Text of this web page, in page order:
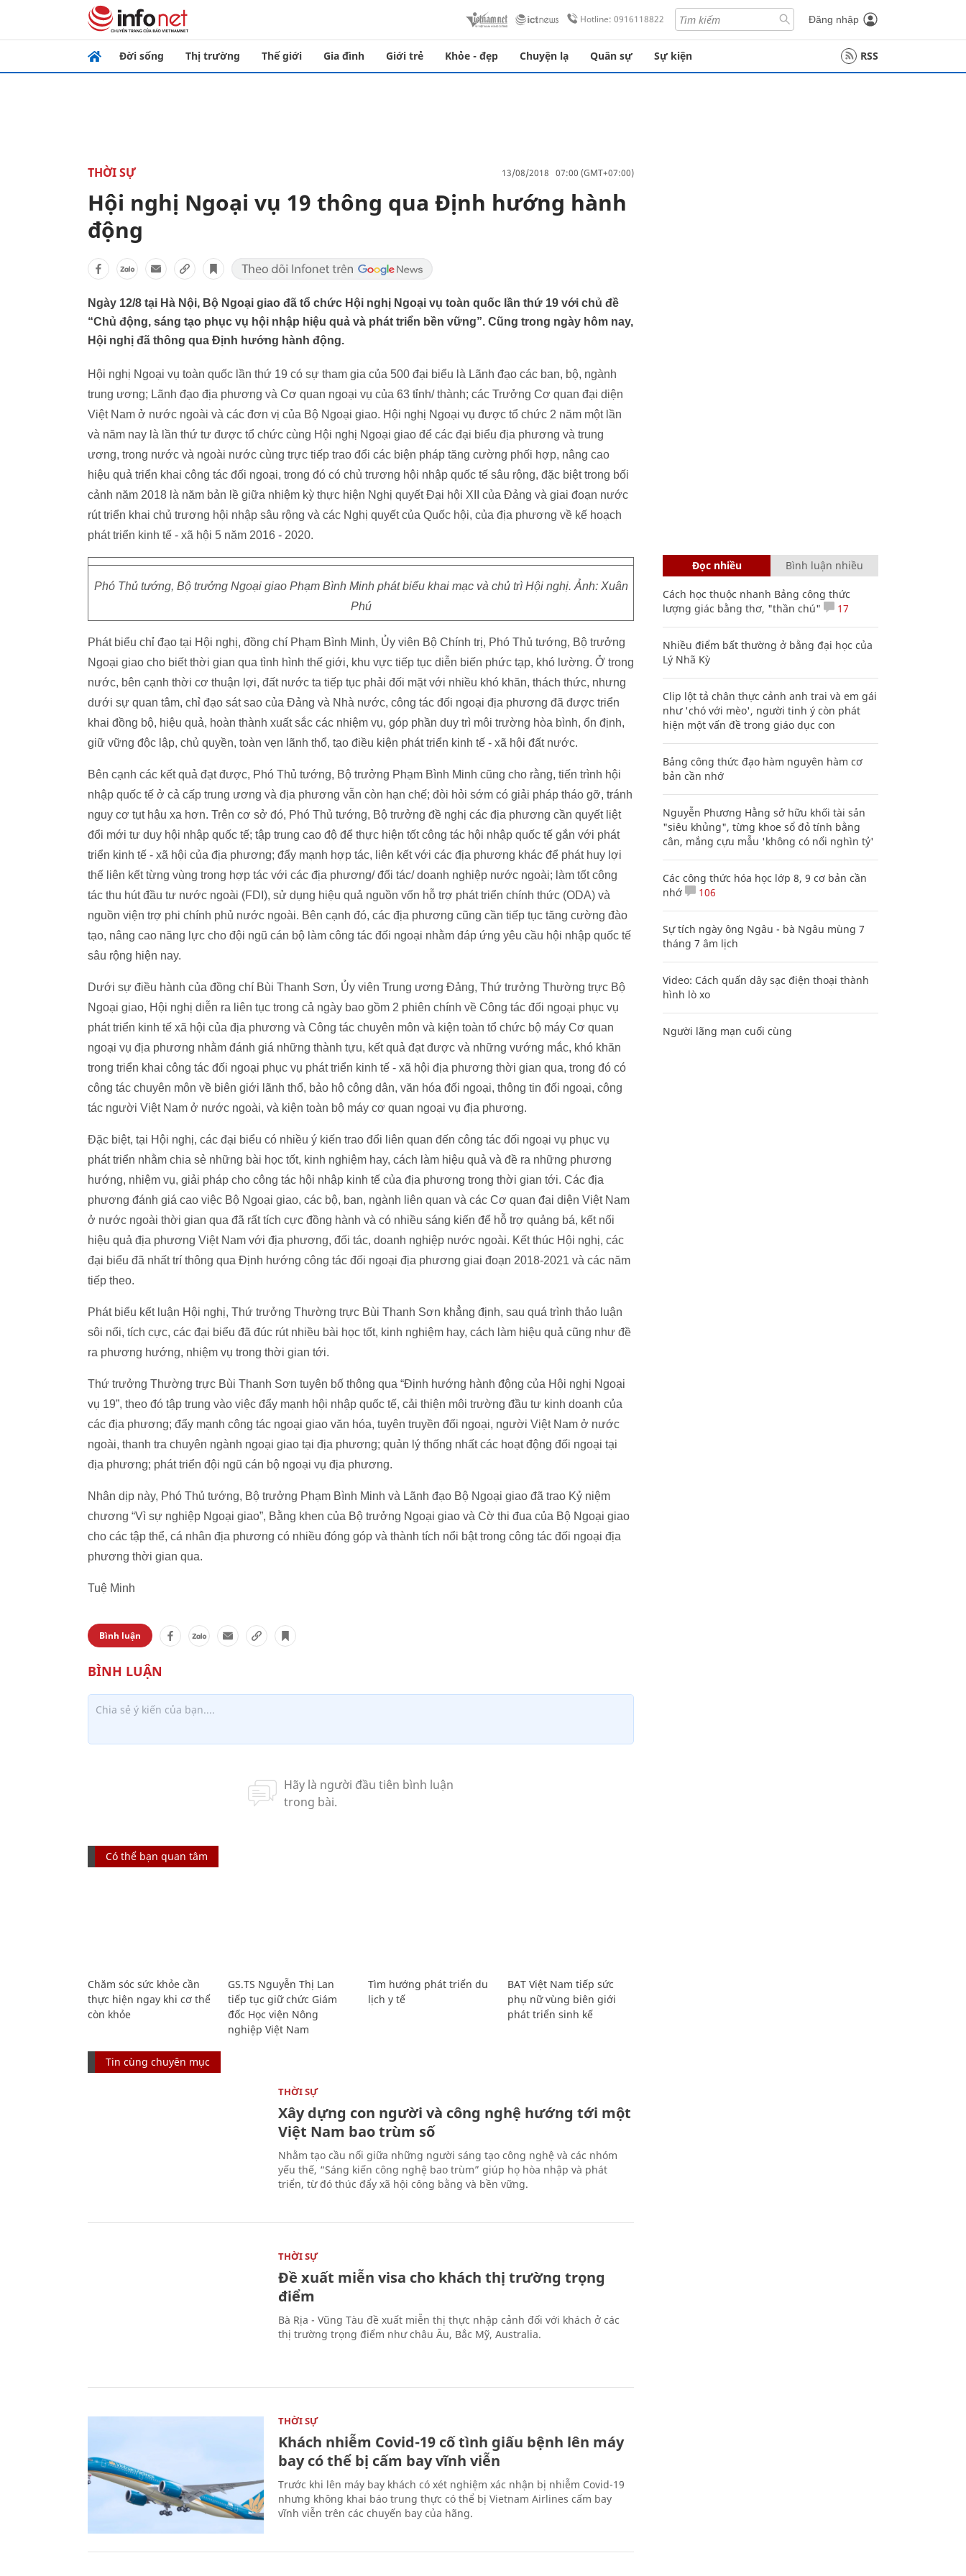
Hotline: 0916118822 Đăng nhập
Đời sống Thị trường Thế giới Gia đình Giới trẻ Khỏe - đẹp Chuyện lạ Quân sự Sự kiện RSS
THỜI SỰ 13/08/2018 07:00 (GMT+07:00)
Hội nghị Ngoại vụ 19 thông qua Định hướng hành
động
Ngày 12/8 tại Hà Nội, Bộ Ngoại giao đã tổ chức Hội nghị Ngoại vụ toàn quốc lần thứ 19 với chủ đề
“Chủ động, sáng tạo phục vụ hội nhập hiệu quả và phát triển bền vững”. Cũng trong ngày hôm nay,
Hội nghị đã thông qua Định hướng hành động.
Hội nghị Ngoại vụ toàn quốc lần thứ 19 có sự tham gia của 500 đại biểu là Lãnh đạo các ban, bộ, ngành
trung ương; Lãnh đạo địa phương và Cơ quan ngoại vụ của 63 tỉnh/ thành; các Trưởng Cơ quan đại diện
Việt Nam ở nước ngoài và các đơn vị của Bộ Ngoại giao. Hội nghị Ngoại vụ được tổ chức 2 năm một lần
và năm nay là lần thứ tư được tổ chức cùng Hội nghị Ngoại giao để các đại biểu địa phương và trung
ương, trong nước và ngoài nước cùng trực tiếp trao đổi các biện pháp tăng cường phối hợp, nâng cao
hiệu quả triển khai công tác đối ngoại, trong đó có chủ trương hội nhập quốc tế sâu rộng, đặc biệt trong bối
cảnh năm 2018 là năm bản lề giữa nhiệm kỳ thực hiện Nghị quyết Đại hội XII của Đảng và giai đoạn nước
rút triển khai chủ trương hội nhập sâu rộng và các Nghị quyết của Quốc hội, của địa phương về kế hoạch
phát triển kinh tế - xã hội 5 năm 2016 - 2020.
Phó Thủ tướng, Bộ trưởng Ngoại giao Phạm Bình Minh phát biểu khai mạc và chủ trì Hội nghị. Ảnh: Xuân
Phú
Phát biểu chỉ đạo tại Hội nghị, đồng chí Phạm Bình Minh, Ủy viên Bộ Chính trị, Phó Thủ tướng, Bộ trưởng
Ngoại giao cho biết thời gian qua tình hình thế giới, khu vực tiếp tục diễn biến phức tạp, khó lường. Ở trong
nước, bên cạnh thời cơ thuận lợi, đất nước ta tiếp tục phải đối mặt với nhiều khó khăn, thách thức, nhưng
dưới sự quan tâm, chỉ đạo sát sao của Đảng và Nhà nước, công tác đối ngoại địa phương đã được triển
khai đồng bộ, hiệu quả, hoàn thành xuất sắc các nhiệm vụ, góp phần duy trì môi trường hòa bình, ổn định,
giữ vững độc lập, chủ quyền, toàn vẹn lãnh thổ, tạo điều kiện phát triển kinh tế - xã hội đất nước.
Bên cạnh các kết quả đạt được, Phó Thủ tướng, Bộ trưởng Phạm Bình Minh cũng cho rằng, tiến trình hội
nhập quốc tế ở cả cấp trung ương và địa phương vẫn còn hạn chế; đòi hỏi sớm có giải pháp tháo gỡ, tránh
nguy cơ tụt hậu xa hơn. Trên cơ sở đó, Phó Thủ tướng, Bộ trưởng đề nghị các địa phương cần quyết liệt
đổi mới tư duy hội nhập quốc tế; tập trung cao độ để thực hiện tốt công tác hội nhập quốc tế gắn với phát
triển kinh tế - xã hội của địa phương; đẩy mạnh hợp tác, liên kết với các địa phương khác để phát huy lợi
thế liên kết từng vùng trong hợp tác với các địa phương/ đối tác/ doanh nghiệp nước ngoài; làm tốt công
tác thu hút đầu tư nước ngoài (FDI), sử dụng hiệu quả nguồn vốn hỗ trợ phát triển chính thức (ODA) và
nguồn viện trợ phi chính phủ nước ngoài. Bên cạnh đó, các địa phương cũng cần tiếp tục tăng cường đào
tạo, nâng cao năng lực cho đội ngũ cán bộ làm công tác đối ngoại nhằm đáp ứng yêu cầu hội nhập quốc tế
sâu rộng hiện nay.
Dưới sự điều hành của đồng chí Bùi Thanh Sơn, Ủy viên Trung ương Đảng, Thứ trưởng Thường trực Bộ
Ngoại giao, Hội nghị diễn ra liên tục trong cả ngày bao gồm 2 phiên chính về Công tác đối ngoại phục vụ
phát triển kinh tế xã hội của địa phương và Công tác chuyên môn và kiện toàn tổ chức bộ máy Cơ quan
ngoại vụ địa phương nhằm đánh giá những thành tựu, kết quả đạt được và những vướng mắc, khó khăn
trong triển khai công tác đối ngoại phục vụ phát triển kinh tế - xã hội địa phương thời gian qua, trong đó có
công tác chuyên môn về biên giới lãnh thổ, bảo hộ công dân, văn hóa đối ngoại, thông tin đối ngoại, công
tác người Việt Nam ở nước ngoài, và kiện toàn bộ máy cơ quan ngoại vụ địa phương.
Đặc biệt, tại Hội nghị, các đại biểu có nhiều ý kiến trao đổi liên quan đến công tác đối ngoại vụ phục vụ
phát triển nhằm chia sẻ những bài học tốt, kinh nghiệm hay, cách làm hiệu quả và đề ra những phương
hướng, nhiệm vụ, giải pháp cho công tác hội nhập kinh tế của địa phương trong thời gian tới. Các địa
phương đánh giá cao việc Bộ Ngoại giao, các bộ, ban, ngành liên quan và các Cơ quan đại diện Việt Nam
ở nước ngoài thời gian qua đã rất tích cực đồng hành và có nhiều sáng kiến để hỗ trợ quảng bá, kết nối
hiệu quả địa phương Việt Nam với địa phương, đối tác, doanh nghiệp nước ngoài. Kết thúc Hội nghị, các
đại biểu đã nhất trí thông qua Định hướng công tác đối ngoại địa phương giai đoạn 2018-2021 và các năm
tiếp theo.
Phát biểu kết luận Hội nghị, Thứ trưởng Thường trực Bùi Thanh Sơn khẳng định, sau quá trình thảo luận
sôi nổi, tích cực, các đại biểu đã đúc rút nhiều bài học tốt, kinh nghiệm hay, cách làm hiệu quả cũng như đề
ra phương hướng, nhiệm vụ trong thời gian tới.
Thứ trưởng Thường trực Bùi Thanh Sơn tuyên bố thông qua “Định hướng hành động của Hội nghị Ngoại
vụ 19”, theo đó tập trung vào việc đẩy mạnh hội nhập quốc tế, cải thiện môi trường đầu tư kinh doanh của
các địa phương; đẩy mạnh công tác ngoại giao văn hóa, tuyên truyền đối ngoại, người Việt Nam ở nước
ngoài, thanh tra chuyên ngành ngoại giao tại địa phương; quản lý thống nhất các hoạt động đối ngoại tại
địa phương; phát triển đội ngũ cán bộ ngoại vụ địa phương.
Nhân dịp này, Phó Thủ tướng, Bộ trưởng Phạm Bình Minh và Lãnh đạo Bộ Ngoại giao đã trao Kỷ niệm
chương “Vì sự nghiệp Ngoại giao”, Bằng khen của Bộ trưởng Ngoại giao và Cờ thi đua của Bộ Ngoại giao
cho các tập thể, cá nhân địa phương có nhiều đóng góp và thành tích nổi bật trong công tác đối ngoại địa
phương thời gian qua.
Tuệ Minh
Bình luận
Có thể bạn quan tâm
Chăm sóc sức khỏe cần
thực hiện ngay khi cơ thể
còn khỏe
GS.TS Nguyễn Thị Lan
tiếp tục giữ chức Giám
đốc Học viện Nông
nghiệp Việt Nam
Tìm hướng phát triển du
lịch y tế
BAT Việt Nam tiếp sức
phụ nữ vùng biên giới
phát triển sinh kế
Tin cùng chuyên mục
THỜI SỰ
Xây dựng con người và công nghệ hướng tới một
Việt Nam bao trùm số
Nhằm tạo cầu nối giữa những người sáng tạo công nghệ và các nhóm
yếu thế, “Sáng kiến công nghệ bao trùm” giúp họ hòa nhập và phát
triển, từ đó thúc đẩy xã hội công bằng và bền vững.
THỜI SỰ
Đề xuất miễn visa cho khách thị trường trọng
điểm
Bà Rịa - Vũng Tàu đề xuất miễn thị thực nhập cảnh đối với khách ở các
thị trường trọng điểm như châu Âu, Bắc Mỹ, Australia.
THỜI SỰ
Khách nhiễm Covid-19 cố tình giấu bệnh lên máy
bay có thể bị cấm bay vĩnh viễn
Trước khi lên máy bay khách có xét nghiệm xác nhận bị nhiễm Covid-19
nhưng không khai báo trung thực có thể bị Vietnam Airlines cấm bay
vĩnh viễn trên các chuyến bay của hãng.
Đọc nhiều Bình luận nhiều
Cách học thuộc nhanh Bảng công thức
lượng giác bằng thơ, "thần chú"
17
Nhiều điểm bất thường ở bằng đại học của
Lý Nhã Kỳ
Clip lột tả chân thực cảnh anh trai và em gái
như 'chó với mèo', người tinh ý còn phát
hiện một vấn đề trong giáo dục con
Bảng công thức đạo hàm nguyên hàm cơ
bản cần nhớ
Nguyễn Phương Hằng sở hữu khối tài sản
"siêu khủng", từng khoe sổ đỏ tính bằng
cân, mắng cựu mẫu 'không có nổi nghìn tỷ'
Các công thức hóa học lớp 8, 9 cơ bản cần
nhớ
106
Sự tích ngày ông Ngâu - bà Ngâu mùng 7
tháng 7 âm lịch
Video: Cách quấn dây sạc điện thoại thành
hình lò xo
Người lãng mạn cuối cùng